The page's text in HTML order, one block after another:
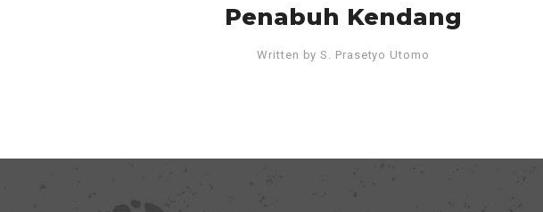
Penabuh Kendang
Written byS. Prasetyo Utomo